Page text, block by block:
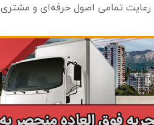
تمامی اصول حرفه‌ای و